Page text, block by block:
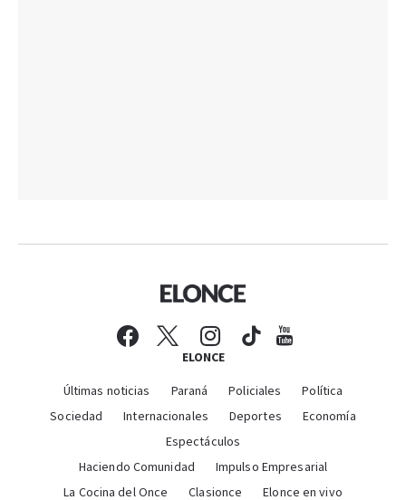
ELONCE
Últimas noticias Paraná Policiales
Política
Sociedad
Internacionales Deportes
Economía
Espectáculos
Haciendo Comunidad
Impulso Empresarial
La Cocina del Once
Clasionce Elonce en vivo